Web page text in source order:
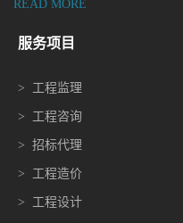
READ MORE
服务项目
> 工程监理
> 工程咨询
> 招标代理
> 工程造价
> 工程设计